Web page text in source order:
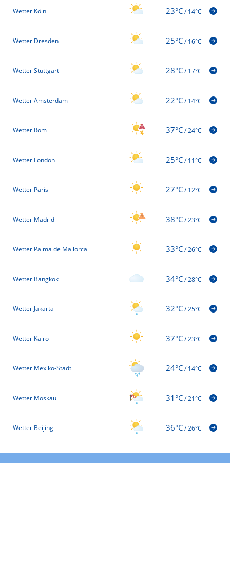
Wetter Köln 23°C/14°C
Wetter Dresden 25°C/16°C
Wetter Stuttgart 28°C/17°C
Wetter Amsterdam 22°C/14°C
Wetter Rom 37°C/24°C
Wetter London 25°C/11°C
Wetter Paris 27°C/12°C
Wetter Madrid 38°C/23°C
Wetter Palma de Mallorca 33°C/26°C
Wetter Bangkok 34°C/28°C
Wetter Jakarta 32°C/25°C
Wetter Kairo 37°C/23°C
Wetter Mexiko-Stadt 24°C/14°C
Wetter Moskau 31°C/21°C
Wetter Beijing 36°C/26°C